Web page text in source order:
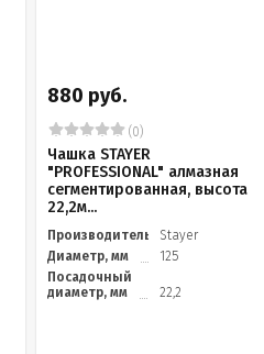
880 руб.
(0)
Чашка STAYER
"PROFESSIONAL" алмазная
сегментированная, высота
22,2м...
Производитель
Stayer
Диаметр, мм
125
Посадочный
диаметр, мм
22,2